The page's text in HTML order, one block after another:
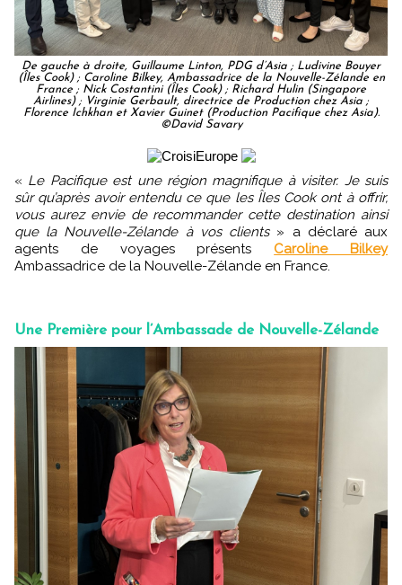
De gauche à droite, Guillaume Linton, PDG d’Asia ; Ludivine Bouyer
(Îles Cook) ; Caroline Bilkey, Ambassadrice de la Nouvelle-Zélande en
France ; Nick Costantini (Îles Cook) ; Richard Hulin (Singapore
Airlines) ; Virginie Gerbault, directrice de Production chez Asia ;
Florence Ichkhan et Xavier Guinet (Production Pacifique chez Asia).
©David Savary
« Le Pacifique est une région magnifique à visiter. Je suis
sûr qu’après avoir entendu ce que les Îles Cook ont à offrir,
vous aurez envie de recommander cette destination ainsi
que la Nouvelle-Zélande à vos clients» a déclaré aux
agents de voyages présents Caroline Bilkey
Ambassadrice de la Nouvelle-Zélande en France.
Une Première pour l’Ambassade de Nouvelle-Zélande